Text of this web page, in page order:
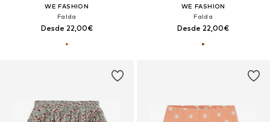
WE FASHION
Falda
Desde 22,00€
WE FASHION
Falda
Desde 22,00€